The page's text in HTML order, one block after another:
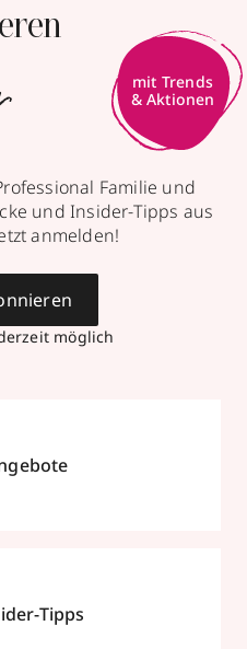
mit Trends
& Aktionen
Familie und
und Insider-Tipps aus
anmelden!
möglich
Tipps